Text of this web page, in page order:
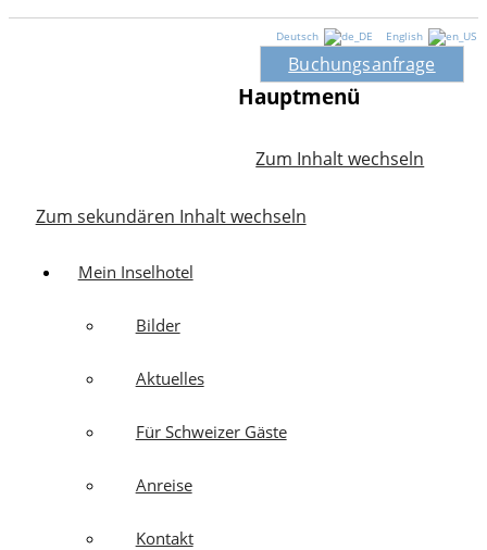
Deutsch English
Buchungsanfrage
Hauptmenü
Zum Inhalt wechseln
Zum sekundären Inhalt wechseln
Mein Inselhotel
Bilder
Aktuelles
Für Schweizer Gäste
Anreise
Kontakt